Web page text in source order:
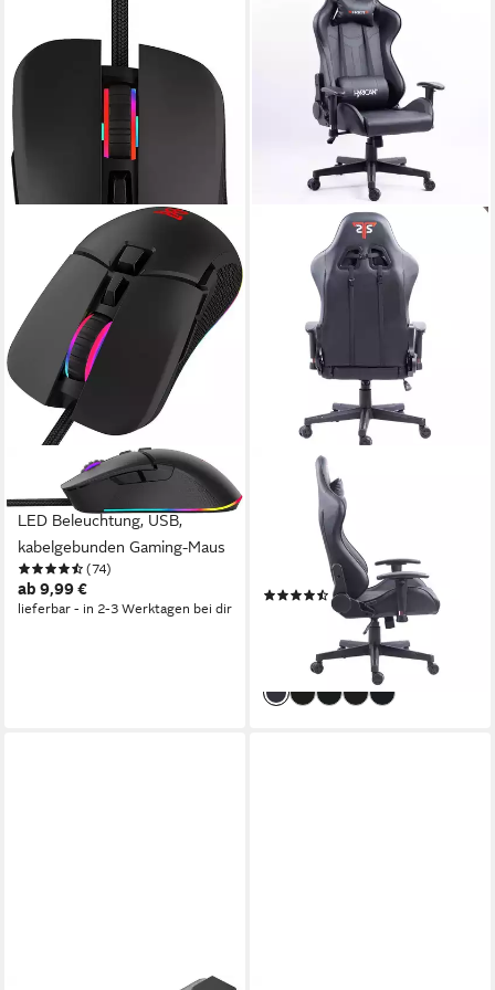
Stiker Gaming-Maus, RGB
LED Beleuchtung, USB,
kabelgebunden Gaming-Maus
(74)
ab 9,99 €
lieferbar - in 2-3 Werktagen bei dir
HYRICAN
Gaming-Stuhl "Striker
Copilot" schwarz, Kunstleder,
ergonomischer Gamingstuhl,
Bürostuhl, Schreibtischstuhl,
geeignet für Kinder und
(235)
UVP169,00 €
lieferbar - in 3-4 Werktagen bei dir